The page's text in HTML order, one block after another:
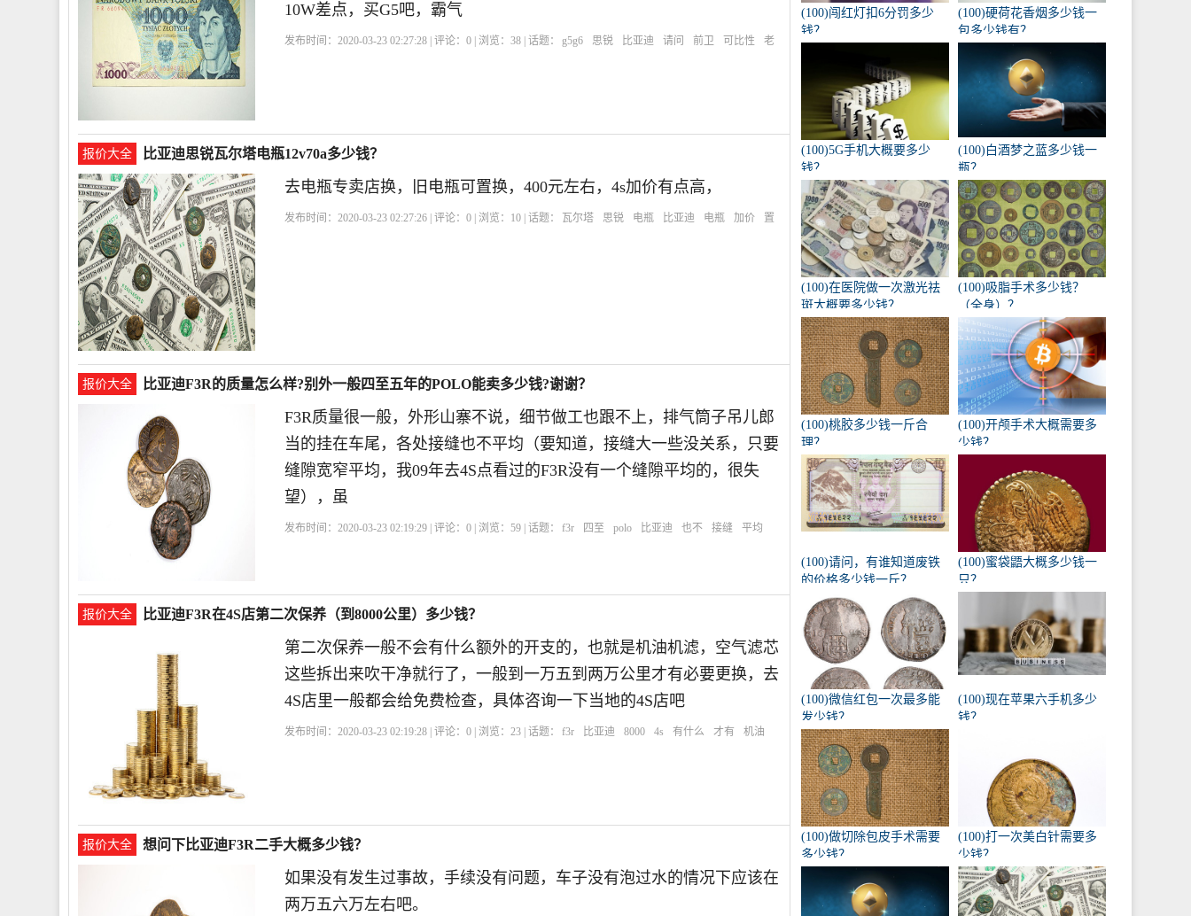
10W差点，买G5吧，霸气
发布时间：2020-03-23 02:27:28 | 评论：0 | 浏览：38 | 话题： g5g6 思锐 比亚迪 请问 前卫 可比性
老
报价大全 比亚迪思锐瓦尔塔电瓶12v70a多少钱？
去电瓶专卖店换，旧电瓶可置换，400元左右，4s加价有点高，
发布时间：2020-03-23 02:27:26 | 评论：0 | 浏览： 10 | 话题： 瓦尔塔 思锐 电瓶 比亚迪 电瓶 加价
置
报价大全 比亚迪F3R的质量怎么样?别外一般四至五年的POLO能卖多少钱?谢谢？
F3R质量很一般，外形山寨不说，细节做工也跟不上，排气筒子吊儿郎
当的挂在车尾，各处接缝也不平均（要知道，接缝大一些没关系，只要
缝隙宽窄平均，我09年去4S点看过的F3R没有一个缝隙平均的，很失
望），虽
发布时间：2020-03-23 02:19:29 | 评论：0 | 浏览：59 | 话题： f3r 四至 polo 比亚迪 也不 接缝 平均
报价大全 比亚迪F3R在4S店第二次保养（到8000公里）多少钱？
第二次保养一般不会有什么额外的开支的，也就是机油机滤，空气滤芯
这些拆出来吹干净就行了，一般到一万五到两万公里才有必要更换，去
4S店里一般都会给免费检查，具体咨询一下当地的4S店吧
发布时间：2020-03-23 02:19:28 | 评论：0 | 浏览：23 | 话题： f3r 比亚迪 8000 4s 有什么 才有 机油
报价大全 想问下比亚迪F3R二手大概多少钱？
如果没有发生过事故，手续没有问题，车子没有泡过水的情况下应该在
两万五六万左右吧。
(100)闯红灯扣6分罚多少
钱？
(100)硬荷花香烟多少钱一
包多少钱有？
(100)5G手机大概要多少
钱？
(100)白酒梦之蓝多少钱一
瓶？
(100)在医院做一次激光祛
斑大概要多少钱？
(100)吸脂手术多少钱？
（全身）？
(100)桃胶多少钱一斤合
理？
(100)开颅手术大概需要多
少钱？
(100)请问，有谁知道废铁
的价格多少钱一斤？
(100)蜜袋鼯大概多少钱一
只？
(100)微信红包一次最多能
发少钱？
(100)现在苹果六手机多少
钱？
(100)做切除包皮手术需要
多少钱？
(100)打一次美白针需要多
少钱？